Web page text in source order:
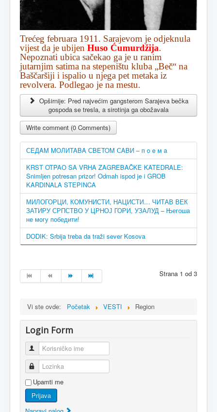
Trećeg februara 1911. Sarajevom je odjeknula
vijest da je ubijen Huso Ćumurdžija.
Nepoznati ubica sačekao ga je u ranim
jutarnjim satima na stepeništu kluba „Beč“ na
Baščaršiji i ispalio u njega pet metaka iz
revolvera. Podlegao je na mestu.
Opširnije: Pred najvećim gangsterom Sarajeva bečka
gospoda se tresla, a sirotinja ga obožavala
Write comment (0 Comments)
СEДAM MOЛИTABA СBETOM СABИ – п o e м a
KRST OTPAO SA VRHA ZAGREBAČKE KATEDRALE:
Snimljen potresan prizor! Odmah ispod je i GROB
KARDINALA STEPINCA
МИЛОГОРЦИ, КОМУНИСТИ, НАЦИСТИ… ЧИТАВ ВЕК
ЗАТИРУ СРПСТВО У ЦРНОЈ ГОРИ, УЗАЛУД – Његоша
не могу победити!
DODIK: Srbija treba da traži sever Kosova
Strana 1 od 3
Vi ste ovde: Početak VESTI Region
Login Form
Korisničko ime
Lozinka
Upamti me
Prijava